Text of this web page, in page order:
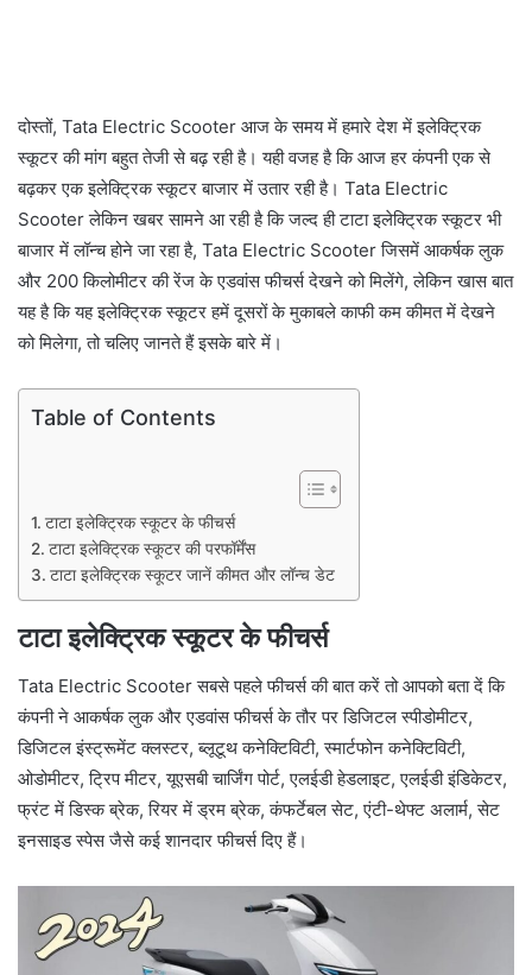
दोस्तों, Tata Electric Scooter आज के समय में हमारे देश में इलेक्ट्रिक
स्कूटर की मांग बहुत तेजी से बढ़ रही है। यही वजह है कि आज हर कंपनी एक से
बढ़कर एक इलेक्ट्रिक स्कूटर बाजार में उतार रही है। Tata Electric
Scooter लेकिन खबर सामने आ रही है कि जल्द ही टाटा इलेक्ट्रिक स्कूटर भी
बाजार में लॉन्च होने जा रहा है, Tata Electric Scooter जिसमें आकर्षक लुक
और 200 किलोमीटर की रेंज के एडवांस फीचर्स देखने को मिलेंगे, लेकिन खास बात
यह है कि यह इलेक्ट्रिक स्कूटर हमें दूसरों के मुकाबले काफी कम कीमत में देखने
को मिलेगा, तो चलिए जानते हैं इसके बारे में।
Table of Contents
टाटा इलेक्ट्रिक स्कूटर के फीचर्स
टाटा इलेक्ट्रिक स्कूटर की परफॉर्मेंस
टाटा इलेक्ट्रिक स्कूटर जानें कीमत और लॉन्च डेट
टाटा इलेक्ट्रिक स्कूटर के फीचर्स
Tata Electric Scooter सबसे पहले फीचर्स की बात करें तो आपको बता दें कि
कंपनी ने आकर्षक लुक और एडवांस फीचर्स के तौर पर डिजिटल स्पीडोमीटर,
डिजिटल इंस्ट्रूमेंट क्लस्टर, ब्लूटूथ कनेक्टिविटी, स्मार्टफोन कनेक्टिविटी,
ओडोमीटर, ट्रिप मीटर, यूएसबी चार्जिंग पोर्ट, एलईडी हेडलाइट, एलईडी इंडिकेटर,
फ्रंट में डिस्क ब्रेक, रियर में ड्रम ब्रेक, कंफर्टेबल सेट, एंटी-थेफ्ट अलार्म, सेट
इनसाइड स्पेस जैसे कई शानदार फीचर्स दिए हैं।